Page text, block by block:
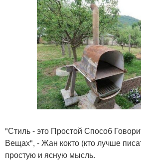
"Стиль - это Простой Способ
Вещах", - Жан кокто (кто лучше
простую и ясную мысль.